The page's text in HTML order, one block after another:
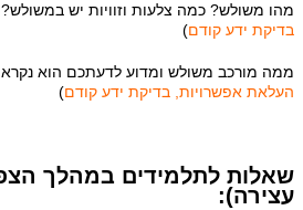
מהו משולש? כמה צלעות וזוויות יש
בדיקת ידע קודם)
ממה מורכב משולש ומדוע לדעתכם הוא
העלאת אפשרויות, בדיקת ידע קודם)
שאלות לתלמידים במהלך
עצירה):